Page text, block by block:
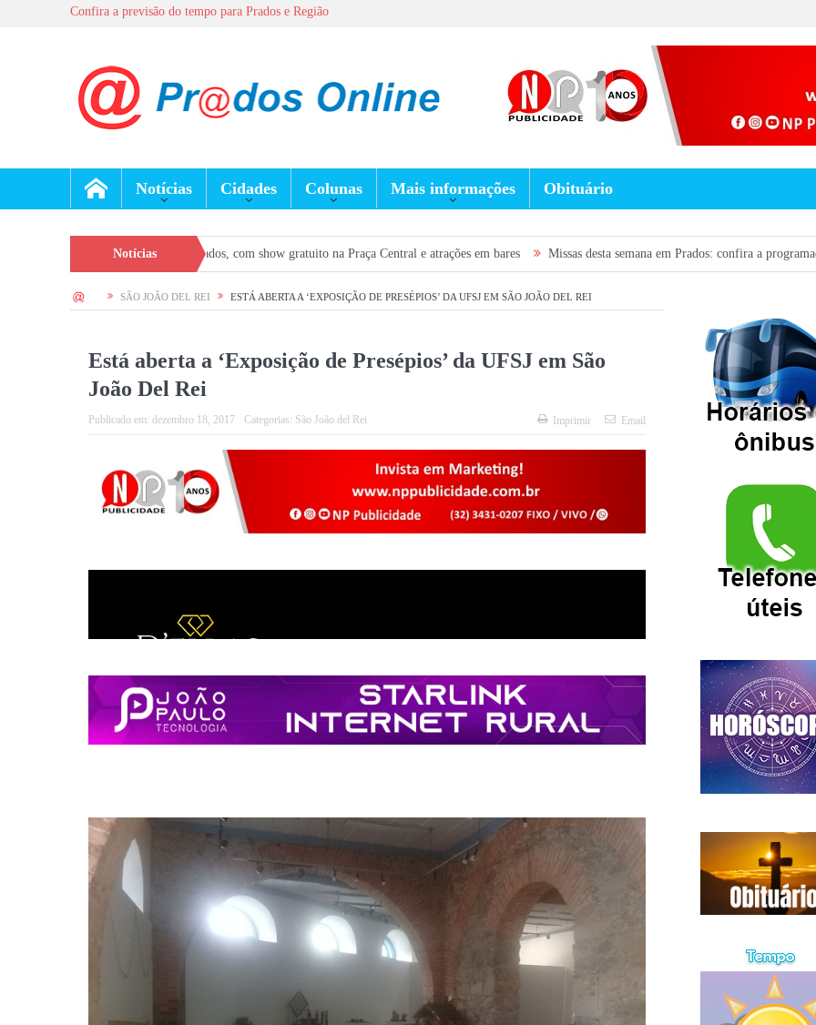
Confira a previsão do tempo para Prados e Região
Notícias Cidades Colunas Mais informações Obituário
Notícias
movimentado em Prados, com show gratuito na Praça Central e atrações em bares Missas desta semana em Prados: confira a programação de 5 a 9
HOME SÃO JOÃO DEL REI ESTÁ ABERTA A ‘EXPOSIÇÃO DE PRESÉPIOS’ DA UFSJ EM SÃO JOÃO DEL REI
Está aberta a ‘Exposição de Presépios’ da UFSJ em São
João Del Rei
Publicado em: dezembro 18, 2017 Categorias: São João del Rei Imprimir Email